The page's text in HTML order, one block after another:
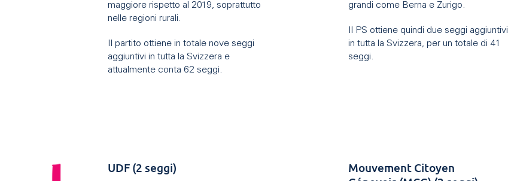
maggiore rispetto al 2019, soprattutto
nelle regioni rurali.
Il partito ottiene in totale nove seggi
aggiuntivi in ​​tutta la Svizzera e
attualmente conta 62 seggi.
grandi come Berna e Zurigo.
Il PS ottiene quindi due seggi aggiuntivi
in ​​tutta la Svizzera, per un totale di 41
seggi.
UDF (2 seggi)
Mouvement Citoyen